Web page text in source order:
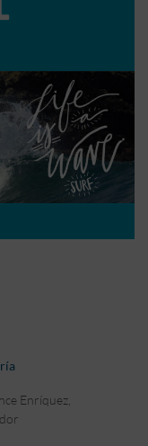
Enríquez,